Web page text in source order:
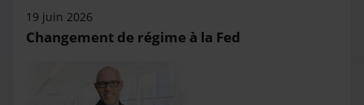
19 juin 2026
Changement de régime à la Fed